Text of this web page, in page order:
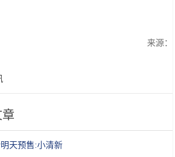
来源：
天预售:小清新